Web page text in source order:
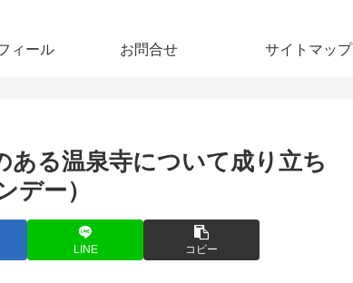
ィール お問合せ サイトマップ
ある温泉寺について成り立ち
デー）
LINE コピー